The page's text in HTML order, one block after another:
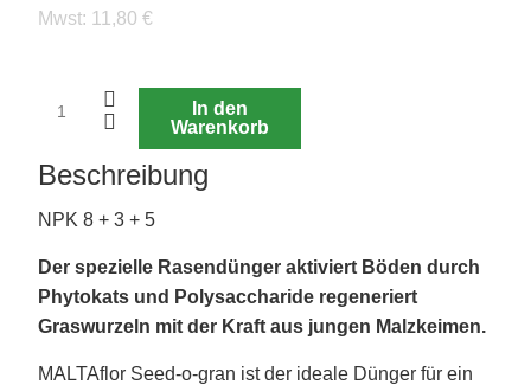
Mwst: 11,80 €
In den
Warenkorb
Beschreibung
NPK 8 + 3 + 5
Der spezielle Rasendünger aktiviert Böden durch
Phytokats und Polysaccharide regeneriert
Graswurzeln mit der Kraft aus jungen Malzkeimen.
MALTAflor Seed-o-gran ist der ideale Dünger für ein